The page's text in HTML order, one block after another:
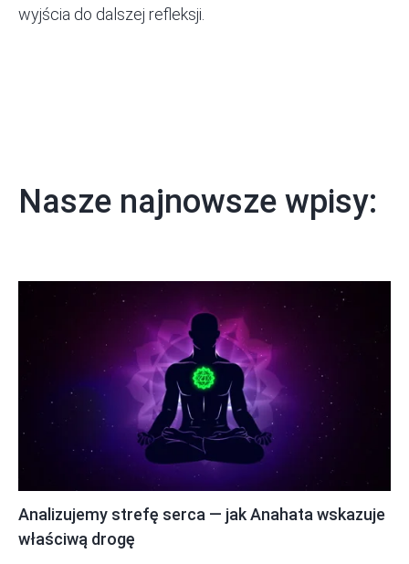
wyjścia do dalszej refleksji.
Nasze najnowsze wpisy:
Analizujemy strefę serca — jak Anahata wskazuje
właściwą drogę